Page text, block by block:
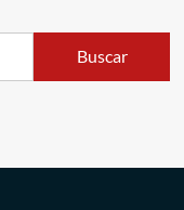
Buscar